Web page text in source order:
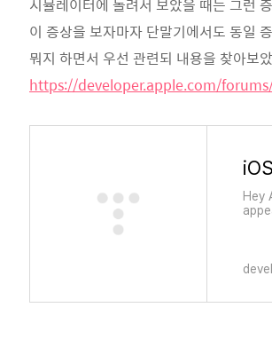
시뮬레이터에 돌려서 보았을 때는 그런
이 증상을 보자마자 단말기에서도 동일
뭐지 하면서 우선 관련되 내용을 찾아보
https://developer.apple.com/
Hey